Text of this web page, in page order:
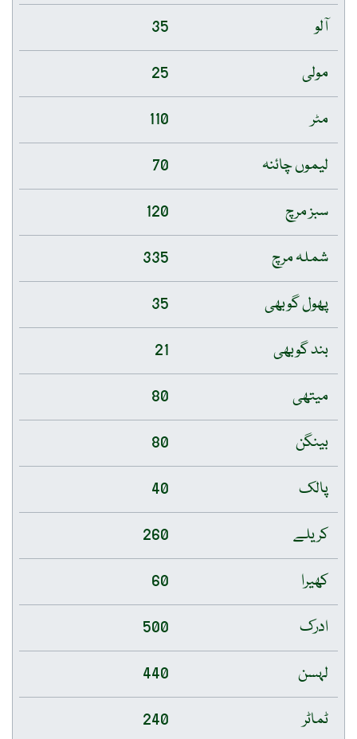
آلو
35
مولی
25
مٹر
110
لیموں چائنہ
70
سبز مرچ
120
شملہ مرچ
335
پھول گوبھی
35
بند گوبھی
21
میتھی
80
بینگن
80
پالک
40
کریلے
260
کھیرا
60
ادرک
500
لہسن
440
ٹماٹر
240